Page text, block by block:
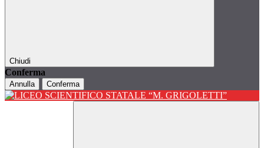
Chiudi
Conferma
Annulla Conferma